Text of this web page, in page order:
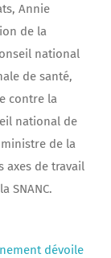
Annie
de la
national
de santé,
contre la
national de
de la
axes de travail
SNANC.
dévoile